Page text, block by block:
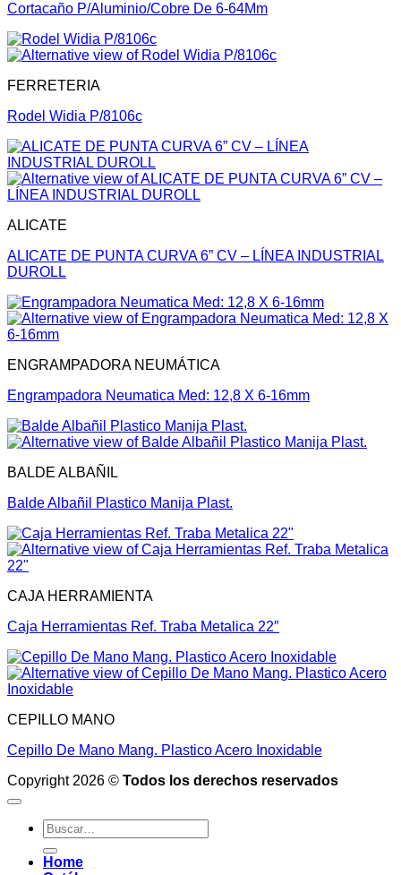
Cortacaño P/Aluminio/Cobre De 6-64Mm
FERRETERIA
Rodel Widia P/8106c
ALICATE
ALICATE DE PUNTA CURVA 6” CV – LÍNEA INDUSTRIAL
DUROLL
ENGRAMPADORA NEUMÁTICA
Engrampadora Neumatica Med: 12,8 X 6-16mm
BALDE ALBAÑIL
Balde Albañil Plastico Manija Plast.
CAJA HERRAMIENTA
Caja Herramientas Ref. Traba Metalica 22″
CEPILLO MANO
Cepillo De Mano Mang. Plastico Acero Inoxidable
Copyright 2026 © Todos los derechos reservados
Buscar
por:
Home